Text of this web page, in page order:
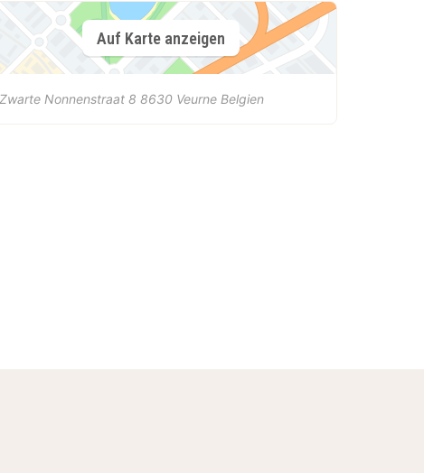
Auf Karte anzeigen
Zwarte Nonnenstraat 8 8630 Veurne Belgien